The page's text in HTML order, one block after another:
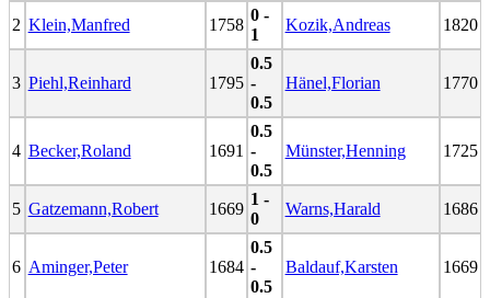
2 Klein,Manfred 1758
0 -
1
Kozik,Andreas 1820
3 Piehl,Reinhard 1795
0.5
-
0.5
Hänel,Florian 1770
4 Becker,Roland 1691
0.5
-
0.5
Münster,Henning 1725
5 Gatzemann,Robert 1669
1 -
0
Warns,Harald 1686
6 Aminger,Peter 1684
0.5
-
0.5
Baldauf,Karsten 1669